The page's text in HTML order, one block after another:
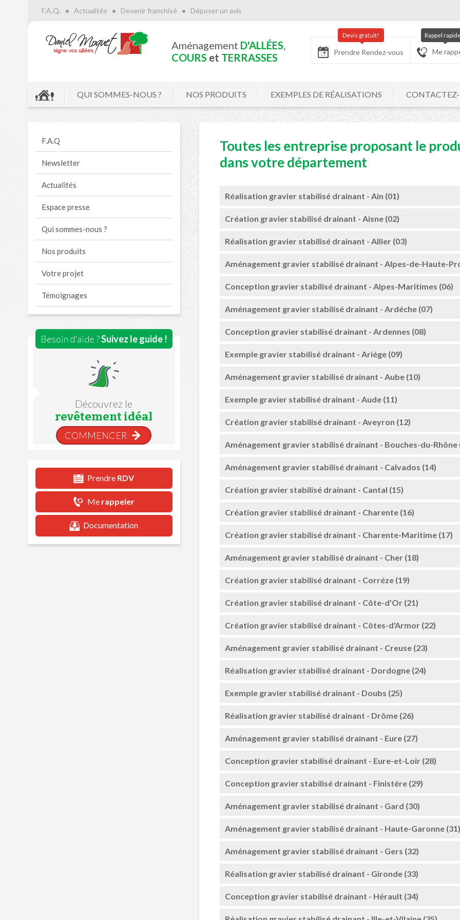
F.A.Q. Actualités Devenir franchisé Déposer un avis
Aménagement D'ALLÉES,
COURS et TERRASSES Prendre Rendez-vous
Devis gratuit!
Me
Rappel
QUI SOMMES-NOUS ? NOS PRODUITS EXEMPLES DE RÉALISATIONS
Toutes les entreprise proposant le
dans votre département
Réalisation gravier stabilisé drainant - Ain (01)
Création gravier stabilisé drainant - Aisne (02)
Réalisation gravier stabilisé drainant - Allier (03)
Aménagement gravier stabilisé drainant - Alpes-de-Haute-
Conception gravier stabilisé drainant - Alpes-Maritimes (06)
Aménagement gravier stabilisé drainant - Ardéche (07)
Conception gravier stabilisé drainant - Ardennes (08)
Exemple gravier stabilisé drainant - Ariége (09)
Aménagement gravier stabilisé drainant - Aube (10)
Exemple gravier stabilisé drainant - Aude (11)
Création gravier stabilisé drainant - Aveyron (12)
Aménagement gravier stabilisé drainant - Bouches-du-Rhône
Aménagement gravier stabilisé drainant - Calvados (14)
Création gravier stabilisé drainant - Cantal (15)
Création gravier stabilisé drainant - Charente (16)
Création gravier stabilisé drainant - Charente-Maritime (17)
Aménagement gravier stabilisé drainant - Cher (18)
Création gravier stabilisé drainant - Corréze (19)
Création gravier stabilisé drainant - Côte-d'Or (21)
Création gravier stabilisé drainant - Côtes-d'Armor (22)
Aménagement gravier stabilisé drainant - Creuse (23)
Réalisation gravier stabilisé drainant - Dordogne (24)
Exemple gravier stabilisé drainant - Doubs (25)
Réalisation gravier stabilisé drainant - Drôme (26)
Aménagement gravier stabilisé drainant - Eure (27)
Conception gravier stabilisé drainant - Eure-et-Loir (28)
Conception gravier stabilisé drainant - Finistére (29)
Aménagement gravier stabilisé drainant - Gard (30)
Aménagement gravier stabilisé drainant - Haute-Garonne (31)
Aménagement gravier stabilisé drainant - Gers (32)
Réalisation gravier stabilisé drainant - Gironde (33)
Conception gravier stabilisé drainant - Hérault (34)
F.A.Q
Newsletter
Actualités
Espace presse
Qui sommes-nous ?
Nos produits
Votre projet
Témoignages
Besoin d'aide ?Suivez le guide !
Découvrez le
revêtement idéal
COMMENCER
Prendre RDV
Me rappeler
Documentation